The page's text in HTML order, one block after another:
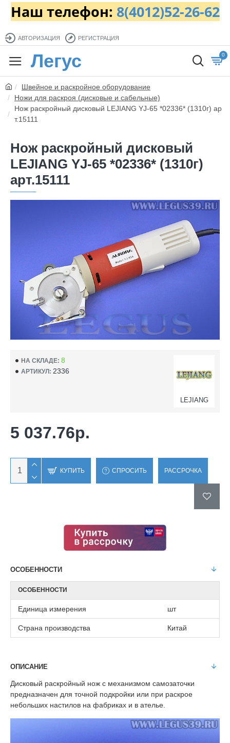
Наш телефон: 8(4012)52-26-62
АВТОРИЗАЦИЯ РЕГИСТРАЦИЯ
Легус 0
Швейное и раскройное оборудование
Ножи для раскроя (дисковые и сабельные)
Нож раскройный дисковый LEJIANG YJ-65 *02336* (1310г) ар
т.15111
Нож раскройный дисковый
LEJIANG YJ-65 *02336* (1310г)
арт.15111
НА СКЛАДЕ: 8
АРТИКУЛ: 2336
LEJIANG
5 037.76р.
КУПИТЬ СПРОСИТЬ РАССРОЧКА
ОСОБЕННОСТИ
ОСОБЕННОСТИ
Единица измерения шт
Страна производства Китай
ОПИСАНИЕ
Дисковый раскройный нож с механизмом самозаточки
предназначен для точной подкройки или при раскрое
небольших настилов на фабриках и в ателье.